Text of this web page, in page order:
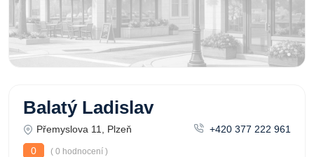
Balatý Ladislav
Přemyslova 11, Plzeň
+420 377 222 961
0
( 0 hodnocení )